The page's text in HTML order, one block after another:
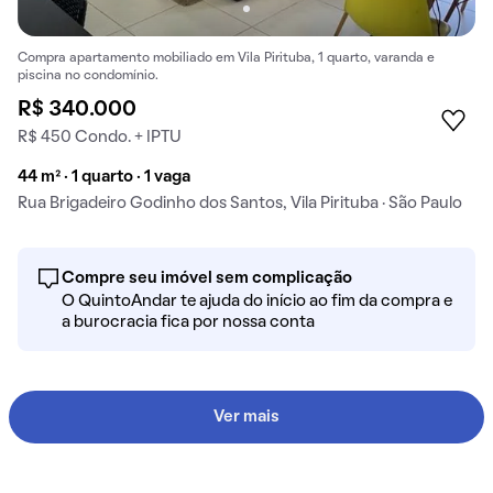
Compra apartamento mobiliado em Vila Pirituba, 1 quarto, varanda e
piscina no condomínio.
R$ 340.000
R$ 450 Condo. + IPTU
44 m² · 1 quarto · 1 vaga
Rua Brigadeiro Godinho dos Santos, Vila Pirituba · São Paulo
Compre seu imóvel sem complicação
O QuintoAndar te ajuda do início ao fim da compra e
a burocracia fica por nossa conta
Ver mais